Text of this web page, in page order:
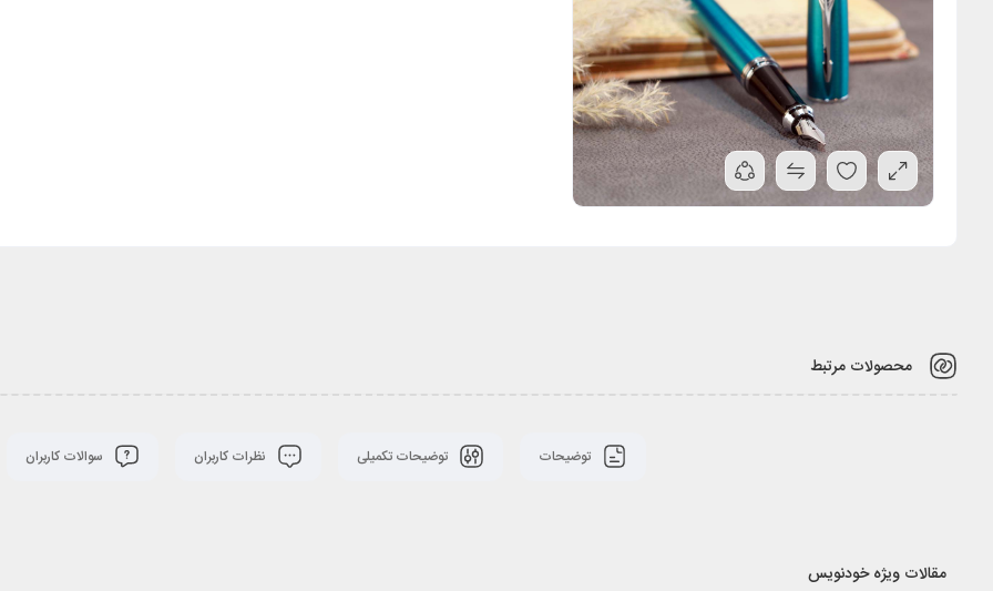
محصولات مرتبط
توضیحات توضیحات تکمیلی نظرات کاربران سوالات کاربران
مقالات ویژه خودنویس